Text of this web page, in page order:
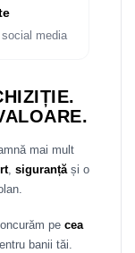
media
mai mult
, siguranțăși o
pe cea
banii tăi.